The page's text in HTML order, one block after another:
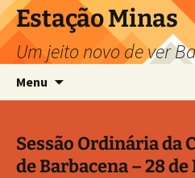
Pular
para
o
conteúdo
Estação Minas
Um jeito novo de ver
Menu
Sessão Ordinária da
de Barbacena – 28 de